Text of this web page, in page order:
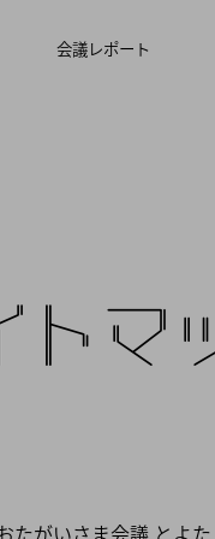
会議レポート
トマ
たがいさま会議 とよ